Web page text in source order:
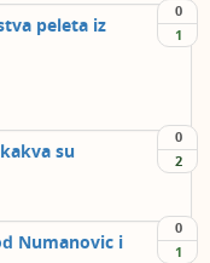
0
1
peleta iz
0
2
su
0
1
Numanovic i